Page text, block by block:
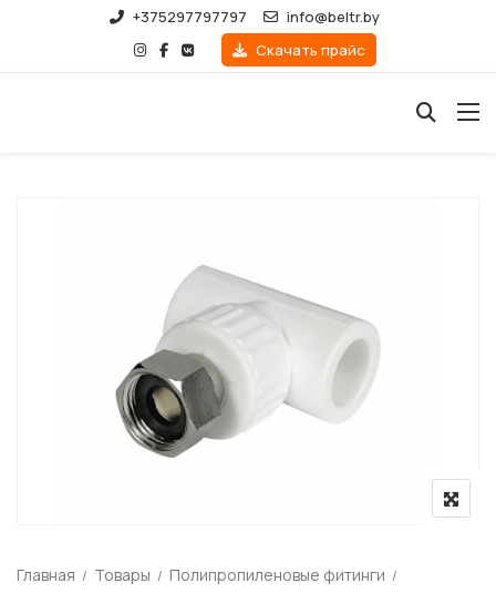
+375297797797
info@beltr.by
Скачать прайс
Главная Товары
Полипропиленовые фитинги